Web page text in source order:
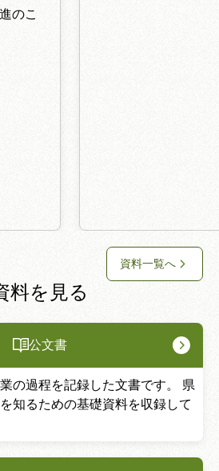
のこ
資料一覧へ
料を見る
公文書
の過程を記録した文書です。 県
知るための基礎資料を収録して